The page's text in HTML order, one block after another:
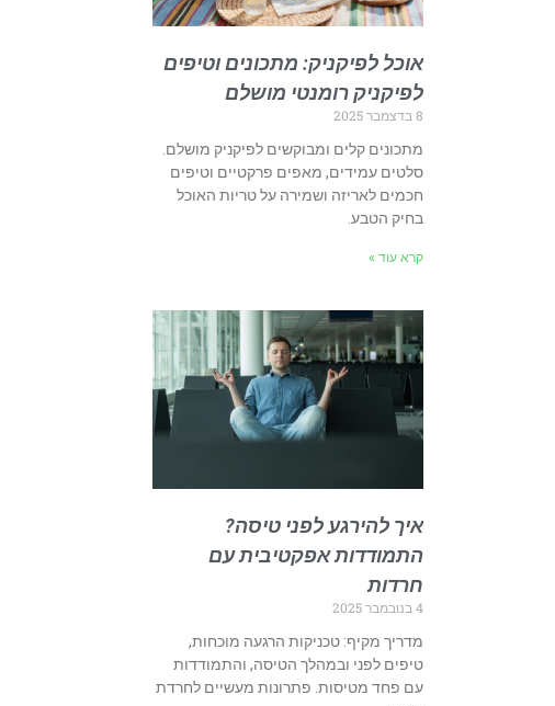
אוכל לפיקניק: מתכונים וטיפים
לפיקניק רומנטי מושלם
8 בדצמבר 2025
מתכונים קלים ומבוקשים לפיקניק מושלם.
סלטים עמידים, מאפים פרקטיים וטיפים
חכמים לאריזה ושמירה על טריות האוכל
בחיק הטבע.
קרא עוד »
איך להירגע לפני טיסה?
התמודדות אפקטיבית עם
חרדות
4 בנובמבר 2025
מדריך מקיף: טכניקות הרגעה מוכחות,
טיפים לפני ובמהלך הטיסה, והתמודדות
עם פחד מטיסות. פתרונות מעשיים לחרדת